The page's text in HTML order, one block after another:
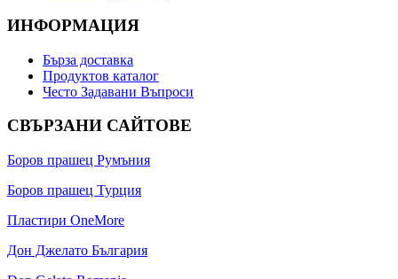
ИНФОРМАЦИЯ
Бърза доставка
Продуктов каталог
Често Задавани Въпроси
СВЪРЗАНИ САЙТОВЕ
Боров прашец Румъния
Боров прашец Турция
Пластири OneMore
Дон Джелато България